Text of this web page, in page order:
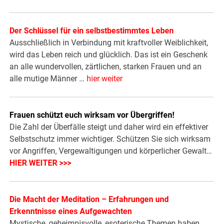
Der Schlüssel für ein selbstbestimmtes Leben
Ausschließlich in Verbindung mit kraftvoller Weiblichkeit,
wird das Leben reich und glücklich. Das ist ein Geschenk
an alle wundervollen, zärtlichen, starken Frauen und an
alle mutige Männer … hier weiter
Frauen schützt euch wirksam vor Übergriffen!
Die Zahl der Überfälle steigt und daher wird ein effektiver
Selbstschutz immer wichtiger. Schützen Sie sich wirksam
vor Angriffen, Vergewaltigungen und körperlicher Gewalt…
HIER WEITER >>>
Die Macht der Meditation – Erfahrungen und
Erkenntnisse eines Aufgewachten